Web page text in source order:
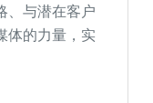
、与潜在客户
体的力量，实